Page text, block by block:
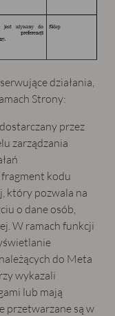
działania,
Strony:
przez
zarządzania
kodu
który pozwala na
o dane osób,
W ramach funkcji
do Meta
wykazali
lub mają
przetwarzane są w